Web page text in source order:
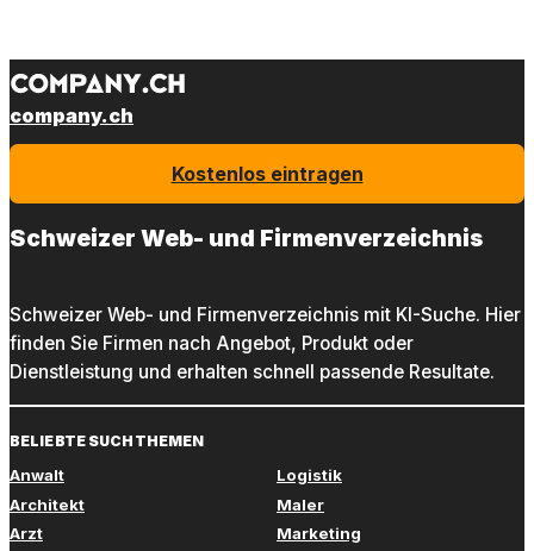
company.ch
Kostenlos eintragen
Schweizer Web- und Firmenverzeichnis
Schweizer Web- und Firmenverzeichnis mit KI-Suche. Hier
finden Sie Firmen nach Angebot, Produkt oder
Dienstleistung und erhalten schnell passende Resultate.
BELIEBTE SUCHTHEMEN
Anwalt
Architekt
Arzt
Logistik
Maler
Marketing